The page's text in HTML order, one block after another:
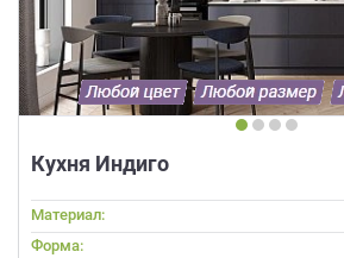
Кухня Индиго
Материал:
Форма: